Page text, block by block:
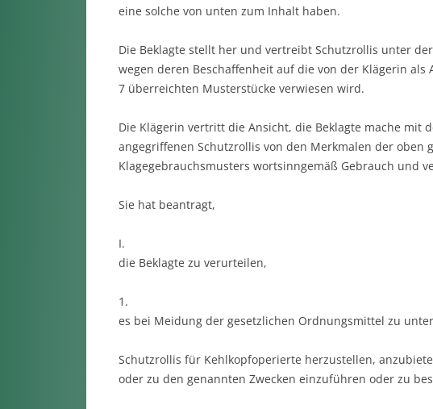
eine solche von unten zum Inhalt haben.
Die Beklagte stellt her und vertreibt Schutzrollis unter
wegen deren Beschaffenheit auf die von der Klägerin als
7 überreichten Musterstücke verwiesen wird.
Die Klägerin vertritt die Ansicht, die Beklagte mache mit
angegriffenen Schutzrollis von den Merkmalen der oben
Klagegebrauchsmusters wortsinngemäß Gebrauch und
Sie hat beantragt,
I.
die Beklagte zu verurteilen,
1.
es bei Meidung der gesetzlichen Ordnungsmittel zu
Schutzrollis für Kehlkopfoperierte herzustellen,
oder zu den genannten Zwecken einzuführen oder zu